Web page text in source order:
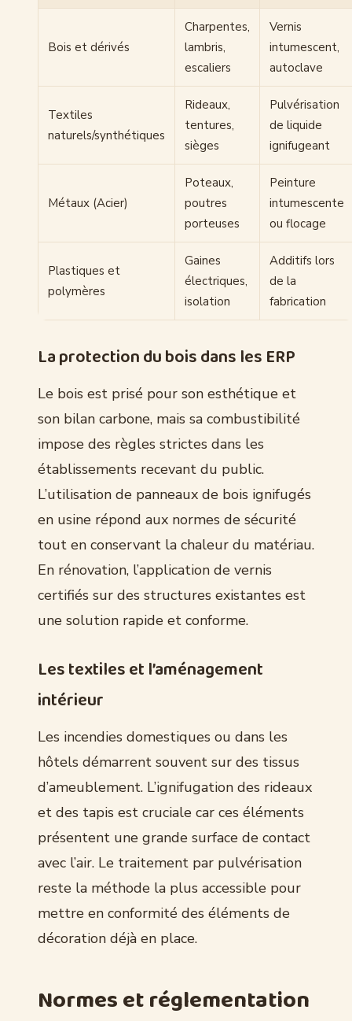
Bois et dérivés
Charpentes,
lambris,
escaliers
Vernis
intumescent,
autoclave
Textiles
naturels/synthétiques
Rideaux,
tentures,
sièges
Pulvérisation
de liquide
ignifugeant
Métaux (Acier)
Poteaux,
poutres
porteuses
Peinture
intumescente
ou flocage
Plastiques et
polymères
Gaines
électriques,
isolation
Additifs lors
de la
fabrication
La protection du bois dans les ERP
Le bois est prisé pour son esthétique et
son bilan carbone, mais sa combustibilité
impose des règles strictes dans les
établissements recevant du public.
L’utilisation de panneaux de bois ignifugés
en usine répond aux normes de sécurité
tout en conservant la chaleur du matériau.
En rénovation, l’application de vernis
certifiés sur des structures existantes est
une solution rapide et conforme.
Les textiles et l’aménagement
intérieur
Les incendies domestiques ou dans les
hôtels démarrent souvent sur des tissus
d’ameublement. L’ignifugation des rideaux
et des tapis est cruciale car ces éléments
présentent une grande surface de contact
avec l’air. Le traitement par pulvérisation
reste la méthode la plus accessible pour
mettre en conformité des éléments de
décoration déjà en place.
Normes et réglementation